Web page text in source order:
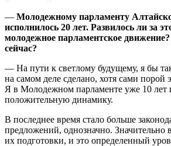
— Молодежному парламенту
исполнилось 20 лет. Развилось ли за
молодежное парламентское
сейчас?
— На пути к светлому будущему, я бы
на самом деле сделано, хотя сами порой
Я в Молодежном парламенте уже 10 лет
положительную динамику.
В последнее время стало больше
предложений, однозначно. Значительно
их подготовки, и это определенный